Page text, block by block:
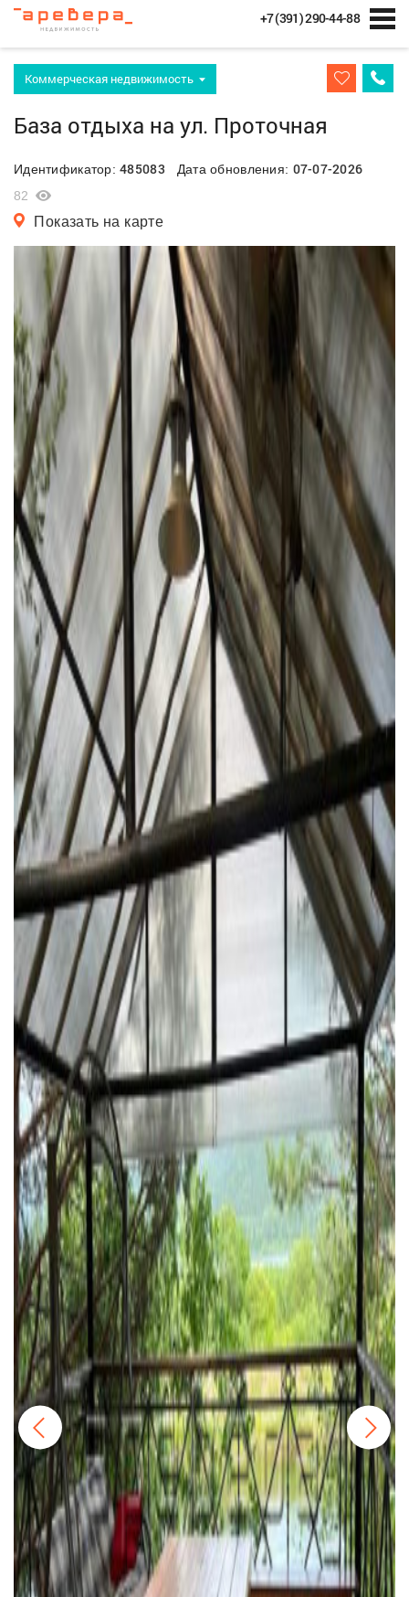
+7 (391) 290-44-88
Коммерческая недвижимость
База отдыха на ул. Проточная
Идентификатор:485083 Дата обновления: 07-07-2026
82
Показать на карте